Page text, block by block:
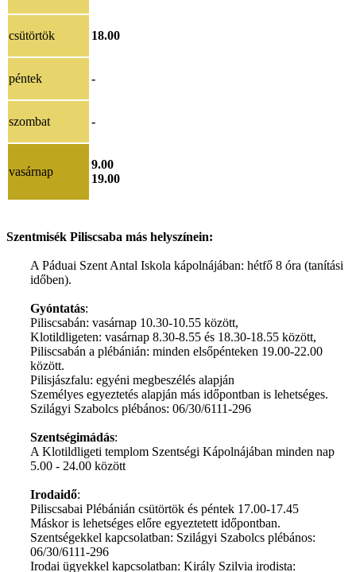
csütörtök 18.00
péntek -
szombat -
vasárnap
9.00
19.00
Szentmisék Piliscsaba más helyszínein:
A Páduai Szent Antal Iskola kápolnájában: hétfő 8 óra (tanítási
időben).
Gyóntatás:
Piliscsabán: vasárnap 10.30-10.55 között,
Klotildligeten: vasárnap 8.30-8.55 és 18.30-18.55 között,
Piliscsabán a plébánián: minden elsőpénteken 19.00-22.00
között.
Pilisjászfalu: egyéni megbeszélés alapján
Személyes egyeztetés alapján más időpontban is lehetséges.
Szilágyi Szabolcs plébános: 06/30/6111-296
Szentségimádás:
A Klotildligeti templom Szentségi Kápolnájában minden nap
5.00 - 24.00 között
Irodaidő:
Piliscsabai Plébánián csütörtök és péntek 17.00-17.45
Máskor is lehetséges előre egyeztetett időpontban.
Szentségekkel kapcsolatban: Szilágyi Szabolcs plébános:
06/30/6111-296
Irodai ügyekkel kapcsolatban: Király Szilvia irodista: